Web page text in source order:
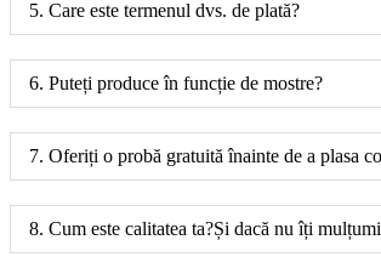
5. Care este termenul dvs. de plată?
6. Puteți produce în funcție de mostre?
7. Oferiți o probă gratuită înainte de a plasa
8. Cum este calitatea ta?Și dacă nu îți